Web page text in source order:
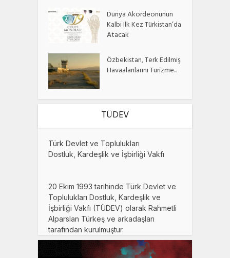
Dünya Akordeonunun
Kalbi Ilk Kez Türkistan’da
Atacak
Özbekistan, Terk Edilmiş
Havaalanlarını Turizme...
TÜDEV
Türk Devlet ve Toplulukları
Dostluk, Kardeşlik ve İşbirliği Vakfı
20 Ekim 1993 tarihinde Türk Devlet ve
Toplulukları Dostluk, Kardeşlik ve
İşbirliği Vakfı (TÜDEV) olarak Rahmetli
Alparslan Türkeş ve arkadaşları
tarafından kurulmuştur.